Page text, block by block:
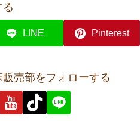
る
LINE Pinterest
売部をフォローする